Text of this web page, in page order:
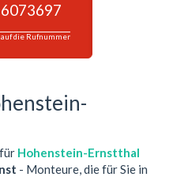
auf die Rufnummer
für Hohenstein-Ernstthal
- Monteure, die für Sie in